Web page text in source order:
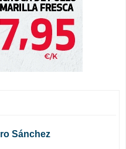
Sánchez